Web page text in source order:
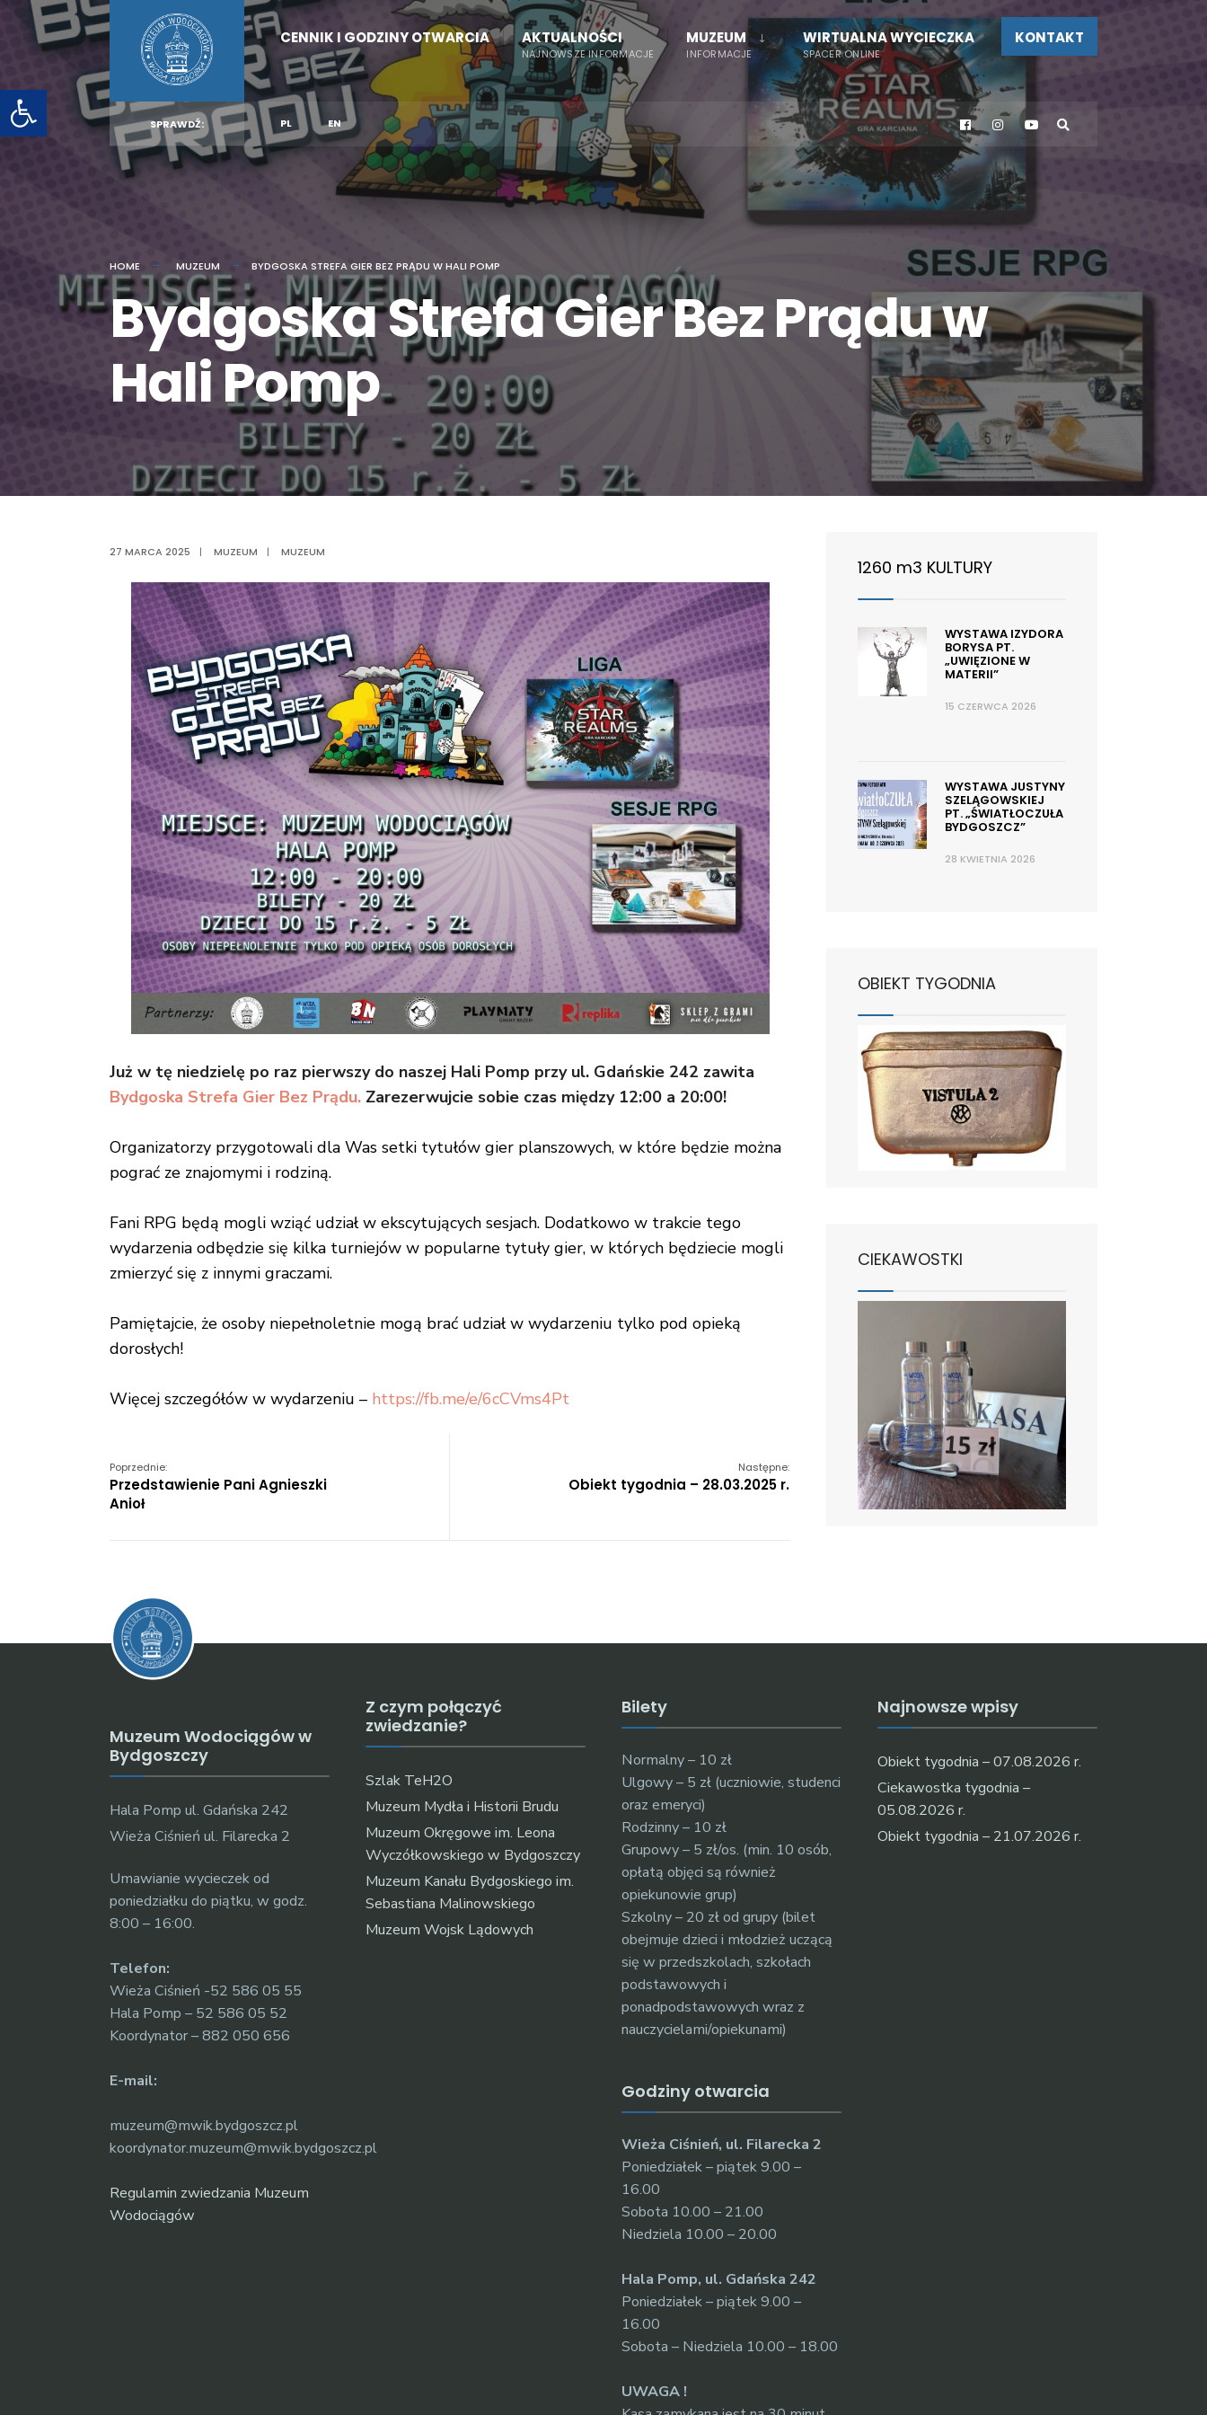
Otwórz pasek narzędzi
content
CENNIK I GODZINY OTWARCIA AKTUALNOŚCI
NAJNOWSZE INFORMACJE
MUZEUM
INFORMACJE
WIRTUALNA WYCIECZKA
SPACER ONLINE
KONTAKT
SPRAWDŹ: PL EN
HOME MUZEUM BYDGOSKA STREFA GIER BEZ PRĄDU W HALI POMP
Bydgoska Strefa Gier Bez Prądu w
Hali Pomp
27 MARCA 2025 | MUZEUM | MUZEUM
Już w tę niedzielę po raz pierwszy do naszej Hali Pomp przy ul. Gdańskie 242 zawita
Bydgoska Strefa Gier Bez Prądu. Zarezerwujcie sobie czas między 12:00 a 20:00!
Organizatorzy przygotowali dla Was setki tytułów gier planszowych, w które będzie można
pograć ze znajomymi i rodziną.
Fani RPG będą mogli wziąć udział w ekscytujących sesjach. Dodatkowo w trakcie tego
wydarzenia odbędzie się kilka turniejów w popularne tytuły gier, w których będziecie mogli
zmierzyć się z innymi graczami.
Pamiętajcie, że osoby niepełnoletnie mogą brać udział w wydarzeniu tylko pod opieką
dorosłych!
Więcej szczegółów w wydarzeniu – https://fb.me/e/6cCVms4Pt
Poprzednie:
Przedstawienie Pani Agnieszki
Anioł
Następne:
Obiekt tygodnia – 28.03.2025 r.
1260 m3 KULTURY
WYSTAWA IZYDORA
BORYSA PT.
„UWIĘZIONE W
MATERII”
15 CZERWCA 2026
WYSTAWA JUSTYNY
SZELĄGOWSKIEJ
PT. „ŚWIATŁOCZUŁA
BYDGOSZCZ”
28 KWIETNIA 2026
OBIEKT TYGODNIA
CIEKAWOSTKI
Muzeum Wodociągów w
Bydgoszczy
Hala Pomp ul. Gdańska 242
Wieża Ciśnień ul. Filarecka 2
Umawianie wycieczek od
poniedziałku do piątku, w godz.
8:00 – 16:00.
Telefon:
Wieża Ciśnień -52 586 05 55
Hala Pomp – 52 586 05 52
Koordynator – 882 050 656
E-mail:
muzeum@mwik.bydgoszcz.pl
koordynator.muzeum@mwik.bydgoszcz.pl
Regulamin zwiedzania Muzeum
Wodociągów
Z czym połączyć
zwiedzanie?
Szlak TeH2O
Muzeum Mydła i Historii Brudu
Muzeum Okręgowe im. Leona
Wyczółkowskiego w Bydgoszczy
Muzeum Kanału Bydgoskiego im.
Sebastiana Malinowskiego
Muzeum Wojsk Lądowych
Bilety
Normalny – 10 zł
Ulgowy – 5 zł (uczniowie, studenci
oraz emeryci)
Rodzinny – 10 zł
Grupowy – 5 zł/os. (min. 10 osób,
opłatą objęci są również
opiekunowie grup)
Szkolny – 20 zł od grupy (bilet
obejmuje dzieci i młodzież uczącą
się w przedszkolach, szkołach
podstawowych i
ponadpodstawowych wraz z
nauczycielami/opiekunami)
Godziny otwarcia
Wieża Ciśnień, ul. Filarecka 2
Poniedziałek – piątek 9.00 –
16.00
Sobota 10.00 – 21.00
Niedziela 10.00 – 20.00
Hala Pomp, ul. Gdańska 242
Poniedziałek – piątek 9.00 –
16.00
Sobota – Niedziela 10.00 – 18.00
UWAGA !
Najnowsze wpisy
Obiekt tygodnia – 07.08.2026 r.
Ciekawostka tygodnia –
05.08.2026 r.
Obiekt tygodnia – 21.07.2026 r.